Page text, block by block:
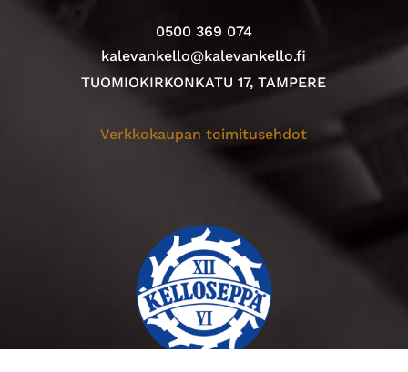
0500 369 074
kalevankello@kalevankello.fi
TUOMIOKIRKONKATU 17, TAMPERE
Verkkokaupan toimitusehdot